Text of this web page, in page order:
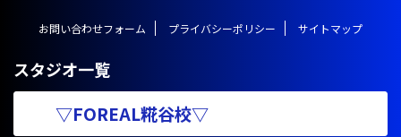
お問い合わせフォーム プライバシーポリシー サイトマップ
スタジオ一覧
▽FOREAL糀谷校▽